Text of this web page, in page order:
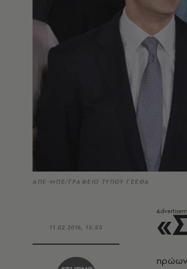
ΑΠΕ-ΜΠΕ/ΓΡΑΦΕΙΟ ΤΥΠΟΥ ΓΕΕΘΑ
11.02.2016, 15:55